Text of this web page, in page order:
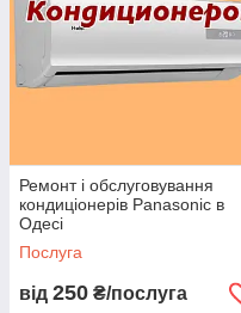
Найпоширеніші поломки
· Кондиціонер погано
· Тече вода з кондиціонера;
· Обмерзання магістралі.
ремонту для вирішення
кондиціонера.
Ремонт і обслуговування
кондиціонерів Panasonic в
Одесі
Послуга
від 250 ₴/послуга